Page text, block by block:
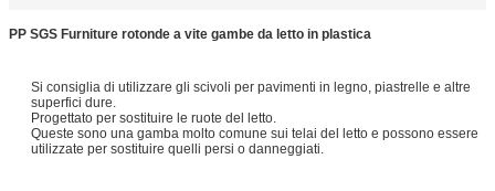
PP SGS Furniture rotonde a vite gambe da letto in plastica
Si consiglia di utilizzare gli scivoli per pavimenti in legno, piastrelle e altre
superfici dure.
Progettato per sostituire le ruote del letto.
Queste sono una gamba molto comune sui telai del letto e possono essere
utilizzate per sostituire quelli persi o danneggiati.